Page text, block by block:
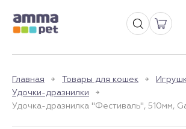
Главная Товары для кошек
Удочки-дразнилки
Удочка-дразнилка "Фестиваль", 510мм,